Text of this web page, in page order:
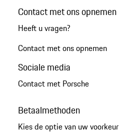
Contact met ons opnemen
Heeft u vragen?
Contact met ons opnemen
Sociale media
Contact met Porsche
Betaalmethoden
Kies de optie van uw voorkeur